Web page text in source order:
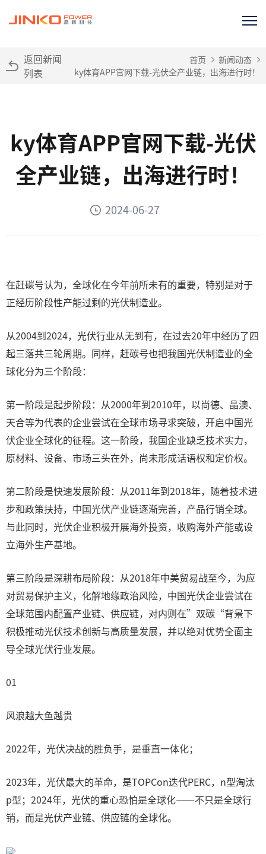
返回新闻
列表
首页
新闻动态
ky体育APP官网下载-光伏全产业链，出海进行时！
ky体育APP官网下载-光伏
全产业链，出海进行时！
2024-06-27
在赶碳号认为，全球化在今年前所未有的重要，特别是对于
正经历阶段性产能过剩的光伏制造业。
从2004到2024，光伏行业从无到有，在过去20年中经历了四
起三落共三轮周期。同样，赶碳号也把我国光伏制造业的全
球化分为三个阶段：
第一阶段是起步阶段：从2000年到2010年，以尚德、晶澳、
天合等为代表的企业尝试在全球市场寻求突破，开启中国光
伏企业全球化的征程。这一阶段，我国企业缺乏技术实力，
原材料、设备、市场三头在外，尚未形成话语权和定价权。
第二阶段是快速发展阶段：从2011年到2018年，随着技术进
步和政策扶持，中国光伏产业链逐渐完善，产品行销全球。
与此同时，光伏企业积极开展海外投资，收购海外产能或设
立海外生产基地。
第三阶段是深耕布局阶段：从2018年中美贸易战至今，为应
对贸易保护主义，化解地缘政治风险，中国光伏企业尝试在
全球范围内配置产业链、供应链，对内则在”双碳“背景下
积极推动光伏技术创新与高质量发展，并以绝对优势全面主
导全球光伏行业发展。
01
风浪越大鱼越贵
2022年，光伏决战的胜负手，是垂直一体化；
2023年，光伏最大的革命，是TOPCon迭代PERC，n型淘汰
p型；2024年，光伏的重心恐怕是全球化——不只是全球行
销，而是光伏产业链、供应链的全球化。